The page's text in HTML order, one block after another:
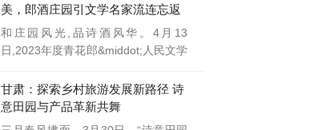
美，郎酒庄园引文学名家流连忘返
和庄园风光,品诗酒风华。4月13
日,2023年度青花郎&middot;人民文学
甘肃：探索乡村旅游发展新路径 诗
意田园与产品革新共舞